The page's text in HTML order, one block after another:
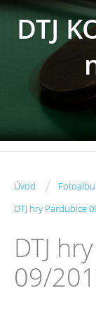
DTJ
Úvod /
DTJ hry Pardubice
DTJ
09/